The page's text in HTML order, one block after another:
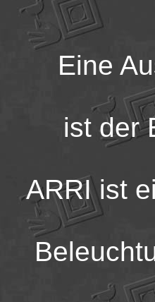
Eine
ist der
ARRI ist